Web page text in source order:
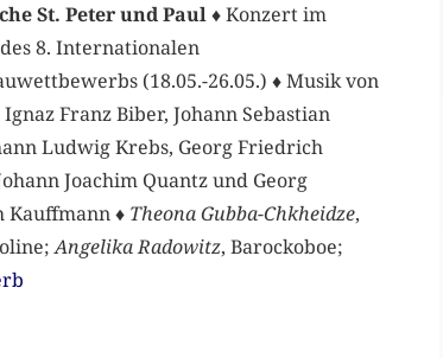
St. Peter und Paul ♦Konzert im
8. Internationalen
(18.05.-26.05.) ♦ Musik von
Franz Biber, Johann Sebastian
Ludwig Krebs, Georg Friedrich
Joachim Quantz und Georg
Kauffmann ♦ Theona Gubba-Chkheidze,
Angelika Radowitz, Barockoboe;